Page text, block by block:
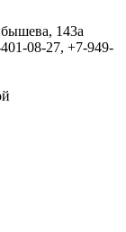
143а
08-27, +7-949-